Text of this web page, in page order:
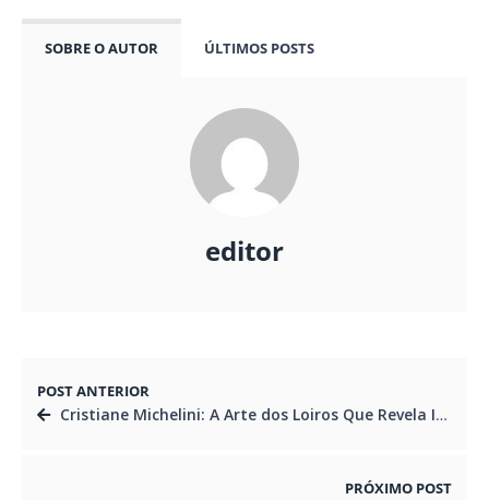
SOBRE O AUTOR ÚLTIMOS POSTS
editor
POST ANTERIOR
Cristiane Michelini: A Arte dos Loiros Que Revela Identidade e Confiança
PRÓXIMO POST